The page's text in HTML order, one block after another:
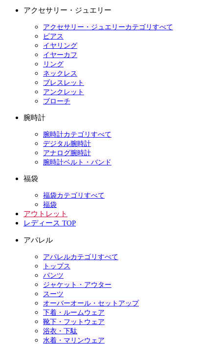
アクセサリー・ジュエリー
アクセサリー・ジュエリーカテゴリすべて
ピアス
イヤリング
イヤーカフ
リング
ネックレス
ブレスレット
アンクレット
ブローチ
腕時計
腕時計カテゴリすべて
デジタル腕時計
アナログ腕時計
腕時計ベルト・バンド
福袋
福袋カテゴリすべて
福袋
アウトレット
レディース TOP
アパレル
アパレルカテゴリすべて
トップス
パンツ
ジャケット・アウター
スーツ
オーバーオール・セットアップ
下着・ルームウェア
靴下・フットウェア
浴衣・下駄
水着・マリンウェア